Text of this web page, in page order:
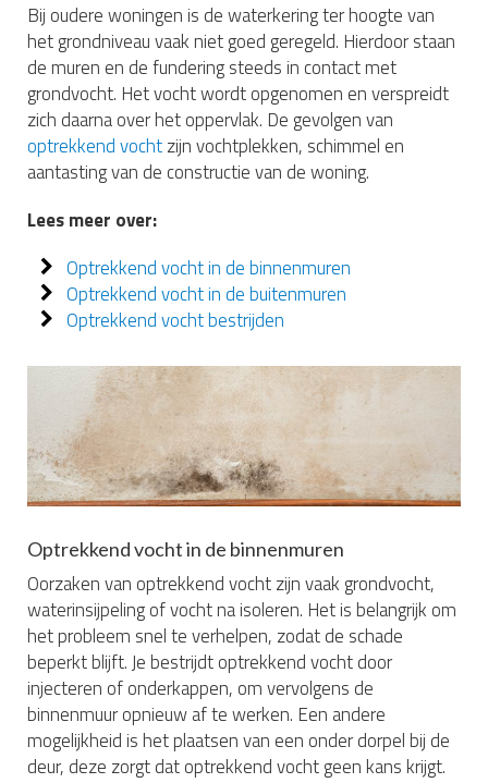
Bij oudere woningen is de waterkering ter hoogte van
het grondniveau vaak niet goed geregeld. Hierdoor staan
de muren en de fundering steeds in contact met
grondvocht. Het vocht wordt opgenomen en verspreidt
zich daarna over het oppervlak. De gevolgen van
optrekkend vochtzijn vochtplekken, schimmel en
aantasting van de constructie van de woning.
Lees meer over:
Optrekkend vocht in de binnenmuren
Optrekkend vocht in de buitenmuren
Optrekkend vocht bestrijden
Optrekkend vocht in de binnenmuren
Oorzaken van optrekkend vocht zijn vaak grondvocht,
waterinsijpeling of vocht na isoleren. Het is belangrijk om
het probleem snel te verhelpen, zodat de schade
beperkt blijft. Je bestrijdt optrekkend vocht door
injecteren of onderkappen, om vervolgens de
binnenmuur opnieuw af te werken. Een andere
mogelijkheid is het plaatsen van een onder dorpel bij de
deur, deze zorgt dat optrekkend vocht geen kans krijgt.